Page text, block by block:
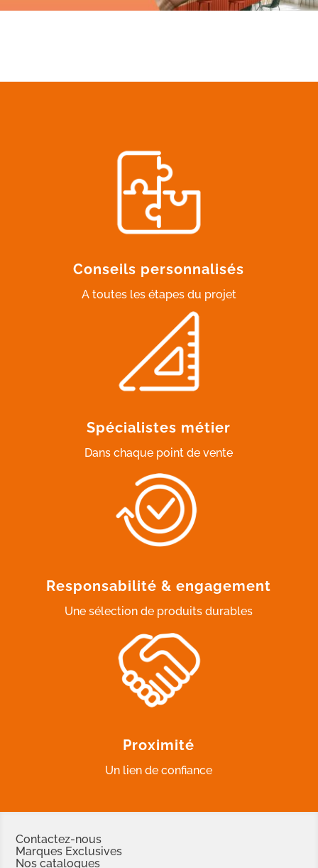
Conseils personnalisés
A toutes les étapes du projet
Spécialistes métier
Dans chaque point de vente
Responsabilité & engagement
Une sélection de produits durables
Proximité
Un lien de confiance
Contactez-nous
Marques Exclusives
Nos catalogues